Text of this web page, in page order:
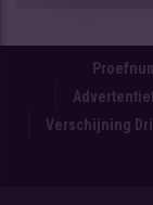
Verschijning